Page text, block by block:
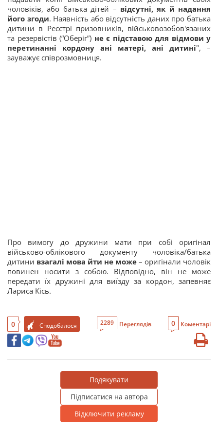
чоловіків, або батька дітей – відсутні, як й надання
його згоди. Наявність або відсутність даних про батька
дитини в Реєстрі призовників, військовозобов'язаних
та резервістів (“Оберіг”) не є підставою для відмови у
перетинанні кордону ані матері, ані дитині", –
зауважує співрозмовниця.
Про вимогу до дружини мати при собі оригінал
військово-облікового документу чоловіка/батька
дитини взагалі мова йти не може – оригінали чоловік
повинен носити з собою. Відповідно, він не може
передати їх дружині для виїзду за кордон, запевняє
Лариса Кісь.
0 Сподобалося 2289 Переглядів 0 Коментарі
Подякувати
Підписатися на автора
Відключити рекламу